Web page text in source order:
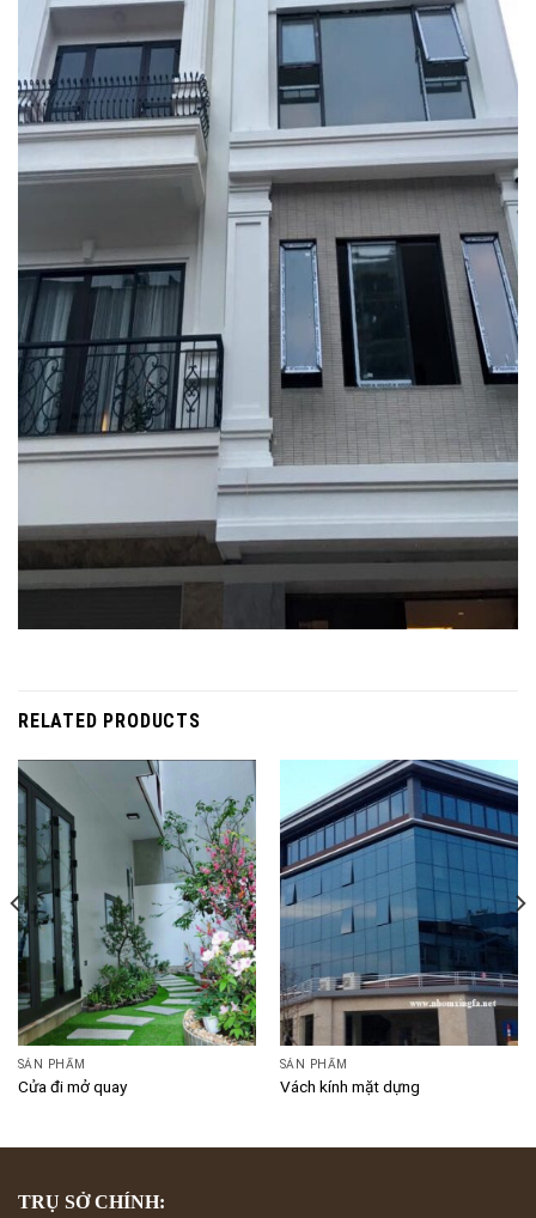
RELATED PRODUCTS
SẢN PHẨM
Cửa đi mở quay
SẢN PHẨM
Vách kính mặt dựng
TRỤ SỞ CHÍNH: